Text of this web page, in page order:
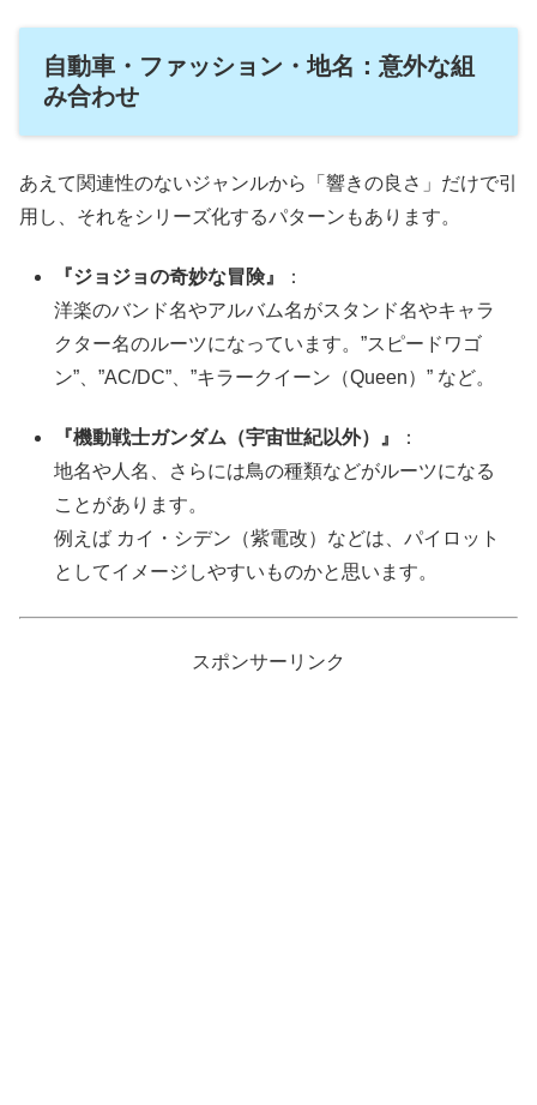
自動車・ファッション・地名：意外な組
み合わせ
あえて関連性のないジャンルから「響きの良さ」だけで引
用し、それをシリーズ化するパターンもあります。
『ジョジョの奇妙な冒険』
：
洋楽のバンド名やアルバム名がスタンド名やキャラ
クター名のルーツになっています。”スピードワゴ
ン”、”AC/DC”、”キラークイーン（Queen）” など。
『機動戦士ガンダム（宇宙世紀以外）』
：
地名や人名、さらには鳥の種類などがルーツになる
ことがあります。
例えば カイ・シデン（紫電改）などは、パイロット
としてイメージしやすいものかと思います。
スポンサーリンク